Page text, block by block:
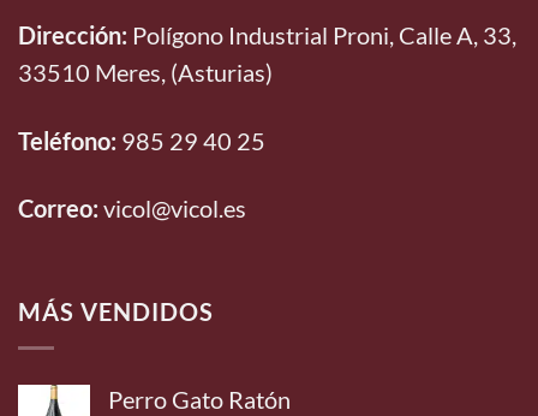
Dirección: Polígono Industrial Proni, Calle A, 33,
33510 Meres, (Asturias)
Teléfono: 985 29 40 25
Correo: vicol@vicol.es
MÁS VENDIDOS
Perro Gato Ratón